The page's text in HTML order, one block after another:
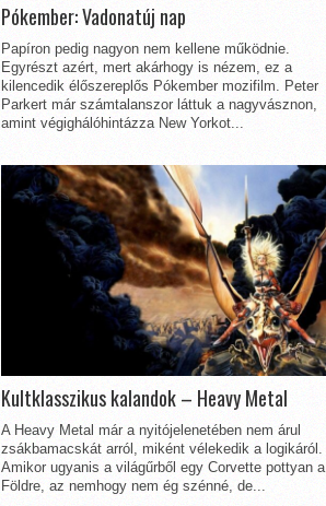
Pókember: Vadonatúj nap
Papíron pedig nagyon nem kellene működnie.
Egyrészt azért, mert akárhogy is nézem, ez a
kilencedik élőszereplős Pókember mozifilm. Peter
Parkert már számtalanszor láttuk a nagyvásznon,
amint végighálóhintázza New Yorkot...
Kultklasszikus kalandok – Heavy Metal
A Heavy Metal már a nyitójelenetében nem árul
zsákbamacskát arról, miként vélekedik a logikáról.
Amikor ugyanis a világűrből egy Corvette pottyan a
Földre, az nemhogy nem ég szénné, de...